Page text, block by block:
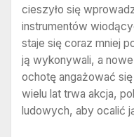
cieszyło się
instrumentów
staje się coraz mniej
ją wykonywali, a
ochotę angażować
wielu lat trwa akcja,
ludowych, aby ocalić